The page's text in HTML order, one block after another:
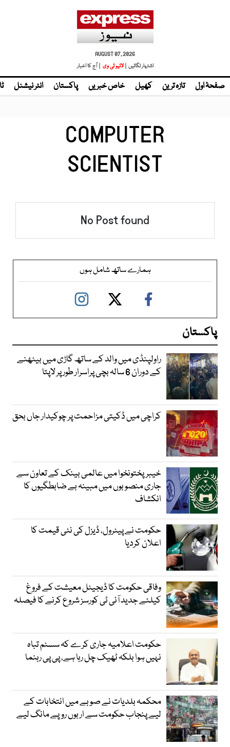
AUGUST 07, 2026
اشتہار لگائیں | لائیو ٹی وی | آج کا اخبار
صفحۂ اول تازہ ترین کھیل خاص خبریں پاکستان انٹر نیشنل
COMPUTER
SCIENTIST
No Post found
ہمارے ساتھ شامل ہوں
پاکستان
راولپنڈی میں والد کے ساتھ گاڑی میں بیٹھنے
کے دوران 6 سالہ بچی پراسرار طور پر لاپتا
کراچی میں ڈکیتی مزاحمت پر چوکیدار جاں بحق
خیبرپختونخوا میں عالمی بینک کے تعاون سے
جاری منصوبوں میں مبینہ بے ضابطگیوں کا
انکشاف
حکومت نے پیٹرول، ڈیزل کی نئی قیمت کا
اعلان کردیا
وفاقی حکومت کا ڈیجیٹل معیشت کے فروغ
کیلئے جدید آئی ٹی کورسز شروع کرنے کا فیصلہ
حکومت اعلامیہ جاری کرے کہ سسٹم تباہ
نہیں ہوا بلکہ ٹھیک چل رہا ہے، پی پی رہنما
محکمہ بلدیات نے صوبے میں انتخابات کے
لیے پنجاب حکومت سے اربوں روپے مانگ لیے